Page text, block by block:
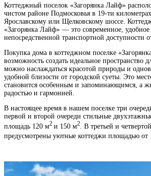
Коттеджный поселок «Загорянка Лайф»
чистом районе Подмосковья в 19-ти
Ярославскому или Щелковскому шоссе.
«Загорянка Лайф» — это современное,
непосредственной транспортной доступности
Покупка дома в коттеджном поселке
возможность создать идеальное пространство
можно наслаждаться красотой природы и
удобной близости от городской суеты. Это
становится особенным и запоминающимся, а
радостью и гармонией.
В настоящее время в нашем поселке три
первой и второй очереди стильные
площадь 120 м2 и 150 м2 . В третьей и
предусмотрены уютные коттеджи площадью от